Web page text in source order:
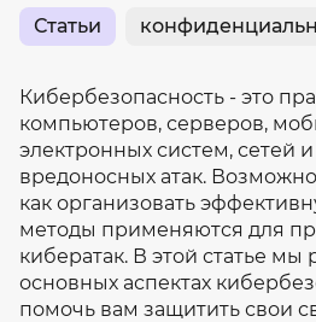
Статьи
Кибербезопасность - это
компьютеров, серверов,
электронных систем, сетей
вредоносных атак.
как организовать
методы применяются для
кибератак. В этой статье
основных аспектах
помочь вам защитить свои